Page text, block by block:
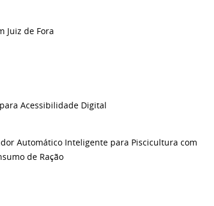
Juiz de Fora
Acessibilidade Digital
Automático Inteligente para Piscicultura com
de Ração